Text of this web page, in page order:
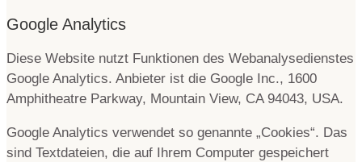
Google Analytics
Diese Website nutzt Funktionen des Webanalysedienstes
Google Analytics. Anbieter ist die Google Inc., 1600
Amphitheatre Parkway, Mountain View, CA 94043, USA.
Google Analytics verwendet so genannte „Cookies“. Das
sind Textdateien, die auf Ihrem Computer gespeichert